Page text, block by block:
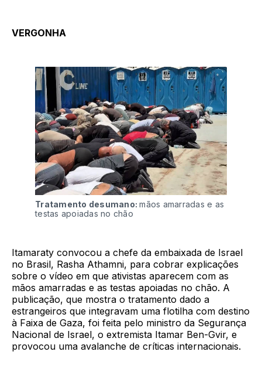
VERGONHA
Tratamento desumano:mãos amarradas e as
testas apoiadas no chão
Itamaraty convocou a chefe da embaixada de Israel
no Brasil, Rasha Athamni, para cobrar explicações
sobre o vídeo em que ativistas aparecem com as
mãos amarradas e as testas apoiadas no chão. A
publicação, que mostra o tratamento dado a
estrangeiros que integravam uma flotilha com destino
à Faixa de Gaza, foi feita pelo ministro da Segurança
Nacional de Israel, o extremista Itamar Ben-Gvir, e
provocou uma avalanche de críticas internacionais.